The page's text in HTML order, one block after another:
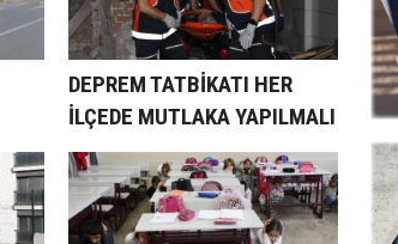
DEPREM TATBİKATI HER
İLÇEDE MUTLAKA YAPILMALI